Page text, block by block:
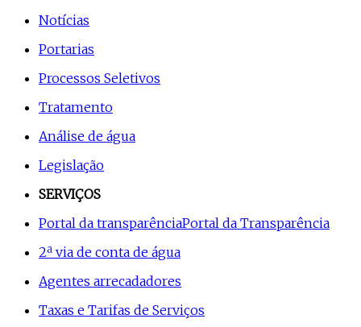
Notícias
Portarias
Processos Seletivos
Tratamento
Análise de água
Legislação
SERVIÇOS
Portal da transparênciaPortal da Transparência
2ª via de conta de água
Agentes arrecadadores
Taxas e Tarifas de Serviços